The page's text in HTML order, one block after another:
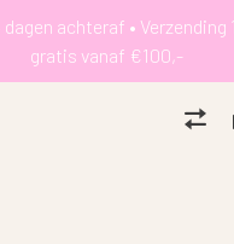
achteraf • Verzending
gratis vanaf €100,-